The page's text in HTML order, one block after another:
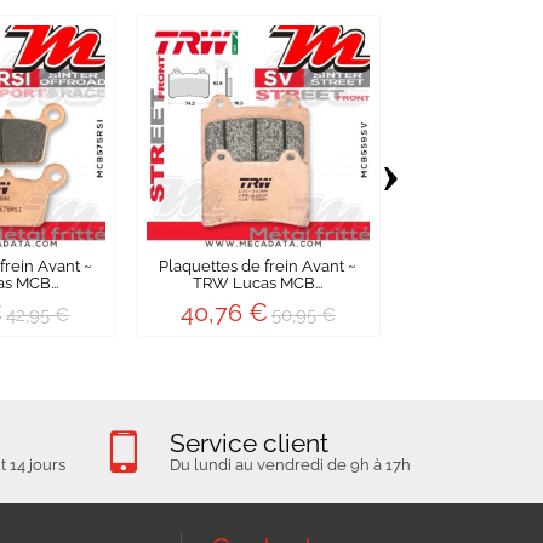
Avant ~
MCB...
42,95 €
Plaquettes de frein Avant ~
TRW Lucas MCB...
40,76 € 50,95 €
›
14 jours
Service client
Du lundi au vendredi de 9h à 17h